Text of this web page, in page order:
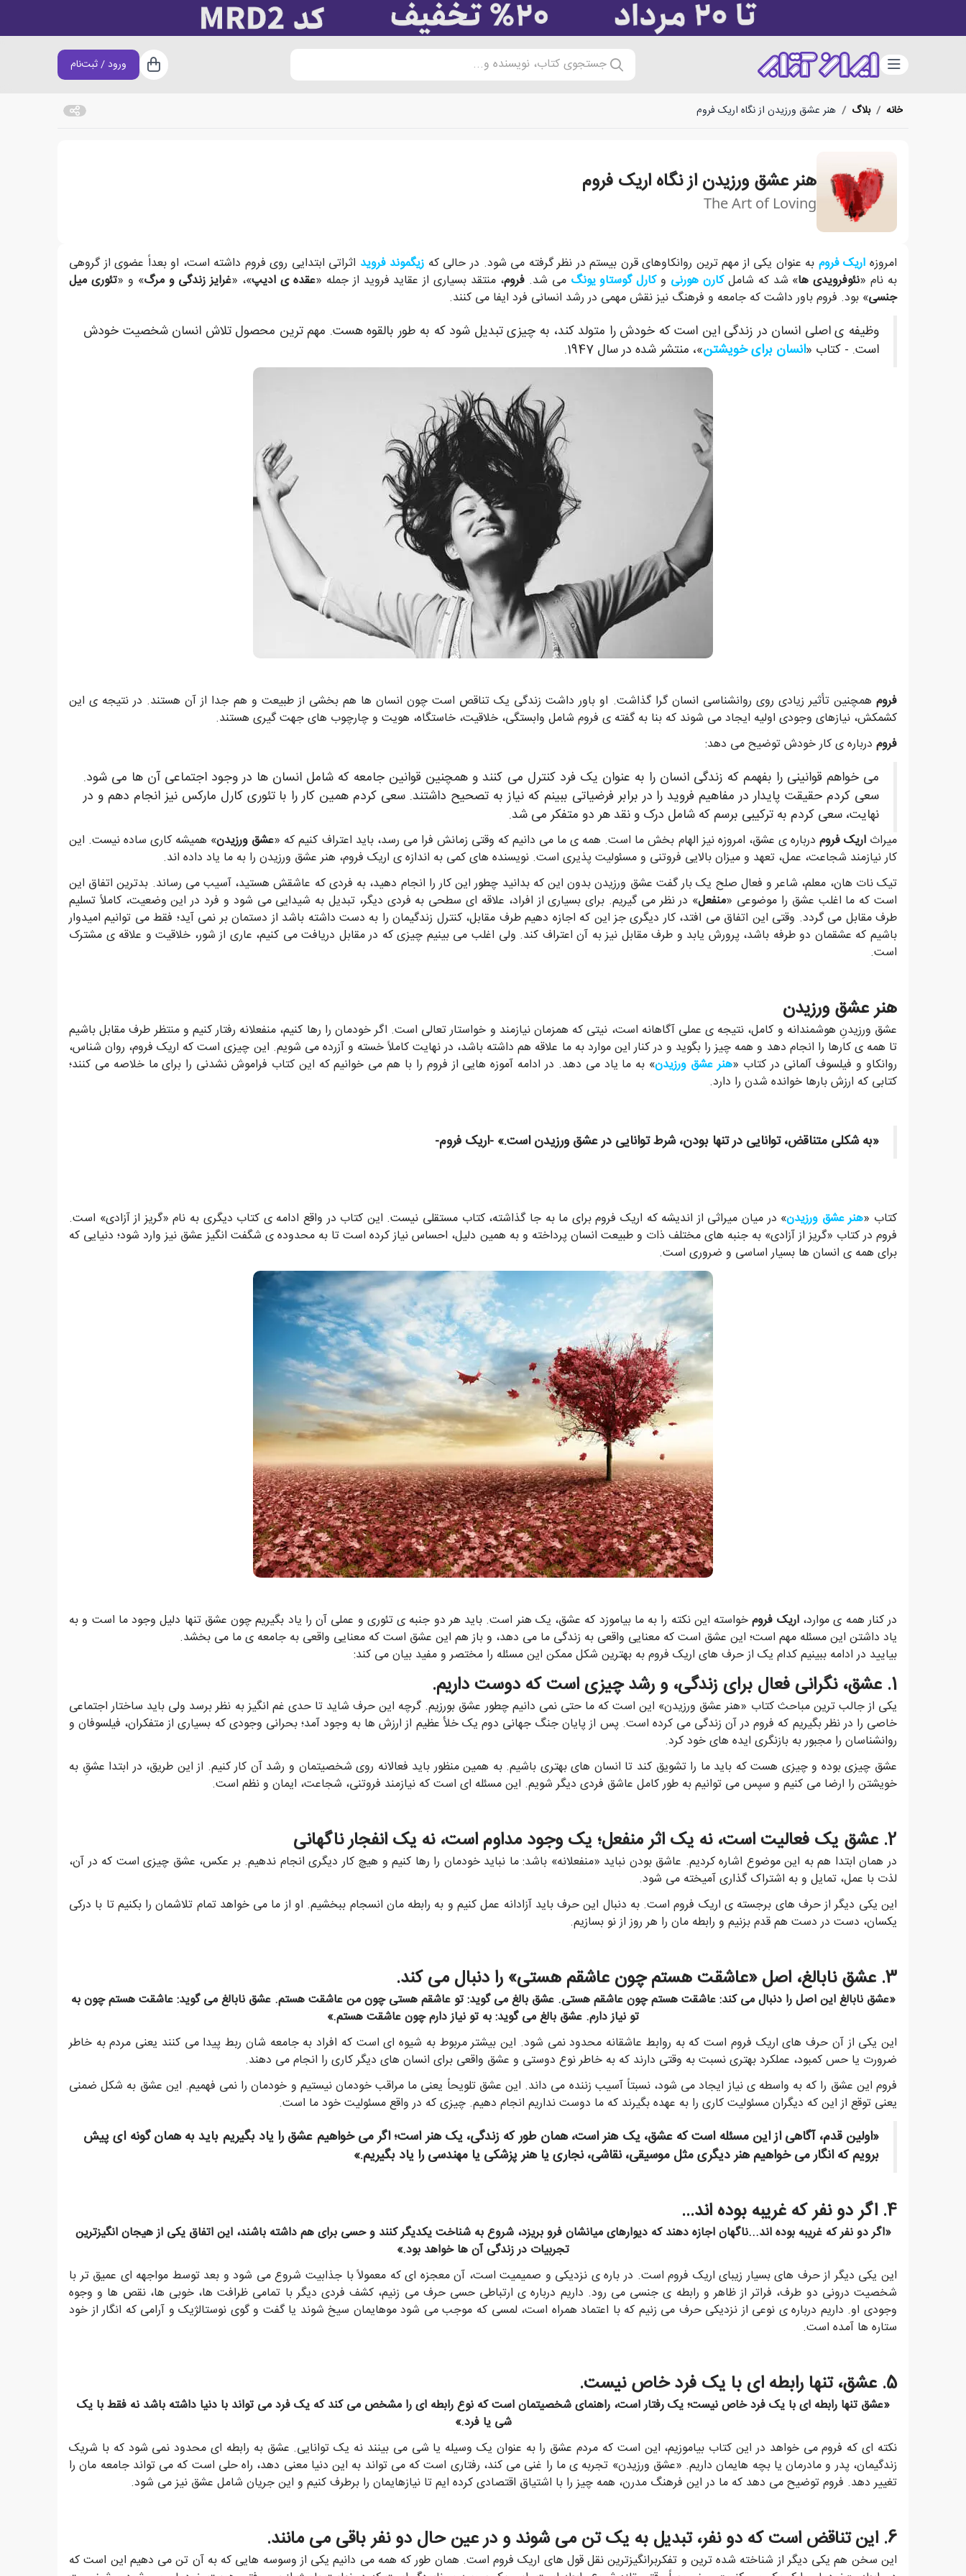
دسته‌بندی جستجوی کتاب، نویسنده و... سبد خرید
ورود / ثبت‌نام
خانه / بلاگ / هنر عشق ورزیدن از نگاه اریک فروم
هنر عشق ورزیدن از نگاه اریک فروم
The Art of Loving
وظیفه ی اصلی انسان در زندگی این است که خودش را متولد کند، به چیزی تبدیل شود که به طور بالقوه هست. مهم ترین محصول تلاش انسان شخصیت خودش است.
امروزه اریک فروم به عنوان یکی از مهم ترین روانکاوهای قرن بیستم در نظر گرفته می شود. در حالی که زیگموند فروید اثراتی ابتدایی روی فروم داشته است، او بعداً عضوی از گروهی
به نام «نئوفرویدی ها» شد که شاملکارن هورنی وکارل گوستاو یونگ می شد.فروم، منتقد بسیاری از عقاید فروید از جمله «عقده ی ادیپ»، «غرایز زندگی و مرگ» و «تئوری میل
جنسی» بود. فروم باور داشت که جامعه و فرهنگ نیز نقش مهمی در رشد انسانی فرد ایفا می کنند.
وظیفه ی اصلی انسان در زندگی این است که خودش را متولد کند، به چیزی تبدیل شود که به طور بالقوه هست. مهم ترین محصول تلاش انسان شخصیت خودش
است. - کتاب «انسان برای خویشتن»، منتشر شده در سال 1947.
فروم همچنین تأثیر زیادی روی روانشناسی انسان گرا گذاشت. او باور داشت زندگی یک تناقص است چون انسان ها هم بخشی از طبیعت و هم جدا از آن هستند. در نتیجه ی این
کشمکش، نیازهای وجودی اولیه ایجاد می شوند که بنا به گفته ی فروم شامل وابستگی، خلاقیت، خاستگاه، هویت و چارچوب های جهت گیری هستند.
فروم درباره ی کار خودش توضیح می دهد:
می خواهم قوانینی را بفهمم که زندگی انسان را به عنوان یک فرد کنترل می کنند و همچنین قوانین جامعه که شامل انسان ها در وجود اجتماعی آن ها می شود.
سعی کردم حقیقت پایدار در مفاهیم فروید را در برابر فرضیاتی ببینم که نیاز به تصحیح داشتند. سعی کردم همین کار را با تئوری کارل مارکس نیز انجام دهم و در
نهایت، سعی کردم به ترکیبی برسم که شامل درک و نقد هر دو متفکر می شد.
میراثاریک فروم درباره ی عشق، امروزه نیز الهام بخش ما است. همه ی ما می دانیم که وقتی زمانش فرا می رسد، باید اعتراف کنیم که «عشق ورزیدن» همیشه کاری ساده نیست. این
کار نیازمند شجاعت، عمل، تعهد و میزان بالایی فروتنی و مسئولیت پذیری است. نویسنده های کمی به اندازه ی اریک فروم، هنر عشق ورزیدن را به ما یاد داده اند.
تیک نات هان، معلم، شاعر و فعال صلح یک بار گفت عشق ورزیدن بدون این که بدانید چطور این کار را انجام دهید، به فردی که عاشقش هستید، آسیب می رساند. بدترین اتفاق این
است که ما اغلب عشق را موضوعی «منفعل» در نظر می گیریم. برای بسیاری از افراد، علاقه ای سطحی به فردی دیگر، تبدیل به شیدایی می شود و فرد در این وضعیت، کاملاً تسلیم
طرف مقابل می گردد. وقتی این اتفاق می افتد، کار دیگری جز این که اجازه دهیم طرف مقابل، کنترل زندگیمان را به دست داشته باشد از دستمان بر نمی آید؛ فقط می توانیم امیدوار
باشیم که عشقمان دو طرفه باشد، پرورش یابد و طرف مقابل نیز به آن اعتراف کند. ولی اغلب می بینیم چیزی که در مقابل دریافت می کنیم، عاری از شور، خلاقیت و علاقه ی مشترک
است.
هنر عشق ورزیدن
عشق ورزیدنِ هوشمندانه و کامل، نتیجه ی عملی آگاهانه است، نیتی که همزمان نیازمند و خواستار تعالی است. اگر خودمان را رها کنیم، منفعلانه رفتار کنیم و منتظر طرف مقابل باشیم
تا همه ی کارها را انجام دهد و همه چیز را بگوید و در کنار این موارد به ما علاقه هم داشته باشد، در نهایت کاملاً خسته و آزرده می شویم. این چیزی است که اریک فروم، روان شناس،
روانکاو و فیلسوف آلمانی در کتاب «هنر عشق ورزیدن» به ما یاد می دهد. در ادامه آموزه هایی از فروم را با هم می خوانیم که این کتاب فراموش نشدنی را برای ما خلاصه می کنند؛
کتابی که ارزش بارها خوانده شدن را دارد.
«به شکلی متناقض، توانایی در تنها بودن، شرط توانایی در عشق ورزیدن است.» -اریک فروم-
کتاب «هنر عشق ورزیدن» در میان میراثی از اندیشه که اریک فروم برای ما به جا گذاشته، کتاب مستقلی نیست. این کتاب در واقع ادامه ی کتاب دیگری به نام «گریز از آزادی» است.
فروم در کتاب «گریز از آزادی» به جنبه های مختلف ذات و طبیعت انسان پرداخته و به همین دلیل، احساس نیاز کرده است تا به محدوده ی شگفت انگیز عشق نیز وارد شود؛ دنیایی که
برای همه ی انسان ها بسیار اساسی و ضروری است.
در کنار همه ی موارد،اریک فرومخواسته این نکته را به ما بیاموزد که عشق، یک هنر است. باید هر دو جنبه ی تئوری و عملی آن را یاد بگیریم چون عشق تنها دلیل وجود ما است و به
یاد داشتن این مسئله مهم است؛ این عشق است که معنایی واقعی به زندگی ما می دهد، و باز هم این عشق است که معنایی واقعی به جامعه ی ما می بخشد.
بیایید در ادامه ببینیم کدام یک از حرف های اریک فروم به بهترین شکل ممکن این مسئله را مختصر و مفید بیان می کند:
1. عشق، نگرانی فعال برای زندگی، و رشد چیزی است که دوست داریم.
یکی از جالب ترین مباحث کتاب «هنر عشق ورزیدن» این است که ما حتی نمی دانیم چطور عشق بورزیم. گرچه این حرف شاید تا حدی غم انگیز به نظر برسد ولی باید ساختار اجتماعی
خاصی را در نظر بگیریم که فروم در آن زندگی می کرده است. پس از پایان جنگ جهانی دوم یک خلأ عظیم از ارزش ها به وجود آمد؛ بحرانی وجودی که بسیاری از متفکران، فیلسوفان و
روانشناسان را مجبور به بازنگری ایده های خود کرد.
عشق چیزی بوده و چیزی هست که باید ما را تشویق کند تا انسان های بهتری باشیم. به همین منظور باید فعالانه روی شخصیتمان و رشد آن کار کنیم. از این طریق، در ابتدا عشقِ به
خویشتن را ارضا می کنیم و سپس می توانیم به طور کامل عاشق فردی دیگر شویم. این مسئله ای است که نیازمند فروتنی، شجاعت، ایمان و نظم است.
2. عشق یک فعالیت است، نه یک اثر منفعل؛ یک وجود مداوم است، نه یک انفجار ناگهانی
در همان ابتدا هم به این موضوع اشاره کردیم. عاشق بودن نباید «منفعلانه» باشد: ما نباید خودمان را رها کنیم و هیچ کار دیگری انجام ندهیم. بر عکس، عشق چیزی است که در آن،
لذت با عمل، تمایل و به اشتراک گذاری آمیخته می شود.
این یکی دیگر از حرف های برجسته ی اریک فروم است. به دنبال این حرف باید آزادانه عمل کنیم و به رابطه مان انسجام ببخشیم. او از ما می خواهد تمام تلاشمان را بکنیم تا با درکی
یکسان، دست در دست هم قدم بزنیم و رابطه مان را هر روز از نو بسازیم.
3. عشق نابالغ، اصل «عاشقت هستم چون عاشقم هستی» را دنبال می کند.
«عشق نابالغ این اصل را دنبال می کند: عاشقت هستم چون عاشقم هستی. عشق بالغ می گوید: تو عاشقم هستی چون من عاشقت هستم. عشق نابالغ می گوید: عاشقت هستم چون به
تو نیاز دارم. عشق بالغ می گوید: به تو نیاز دارم چون عاشقت هستم.»
این یکی از آن حرف های اریک فروم است که به روابط عاشقانه محدود نمی شود. این بیشتر مربوط به شیوه ای است که افراد به جامعه شان ربط پیدا می کنند یعنی مردم به خاطر
ضرورت یا حس کمبود، عملکرد بهتری نسبت به وقتی دارند که به خاطر نوع دوستی و عشق واقعی برای انسان های دیگر کاری را انجام می دهند.
فروم این عشق را که به واسطه ی نیاز ایجاد می شود، نسبتاً آسیب زننده می داند. این عشق تلویحاً یعنی ما مراقب خودمان نیستیم و خودمان را نمی فهمیم. این عشق به شکل ضمنی
یعنی توقع از این که دیگران مسئولیت کاری را به عهده بگیرند که ما دوست نداریم انجام دهیم. چیزی که در واقع مسئولیت خود ما است.
«اولین قدم، آگاهی از این مسئله است که عشق، یک هنر است، همان طور که زندگی، یک هنر است؛ اگر می خواهیم عشق را یاد بگیریم باید به همان گونه ای پیش
برویم که انگار می خواهیم هنر دیگری مثل موسیقی، نقاشی، نجاری یا هنر پزشکی یا مهندسی را یاد بگیریم.»
4. اگر دو نفر که غریبه بوده اند...
«اگر دو نفر که غریبه بوده اند...ناگهان اجازه دهند که دیوارهای میانشان فرو بریزد، شروع به شناخت یکدیگر کنند و حسی برای هم داشته باشند، این اتفاق یکی از هیجان انگیزترین
تجربیات در زندگی آن ها خواهد بود.»
این یکی دیگر از حرف های بسیار زیبای اریک فروم است. در باره ی نزدیکی و صمیمیت است، آن معجزه ای که معمولاً با جذابیت شروع می شود و بعد توسط مواجهه ای عمیق تر با
شخصیت درونی دو طرف، فراتر از ظاهر و رابطه ی جنسی می رود. داریم درباره ی ارتباطی حسی حرف می زنیم، کشف فردی دیگر با تمامی ظرافت ها، خوبی ها، نقص ها و وجوه
وجودی او. داریم درباره ی نوعی از نزدیکی حرف می زنیم که با اعتماد همراه است، لمسی که موجب می شود موهایمان سیخ شوند یا گفت و گوی نوستالژیک و آرامی که انگار از خود
ستاره ها آمده است.
5. عشق، تنها رابطه ای با یک فرد خاص نیست.
«عشق تنها رابطه ای با یک فرد خاص نیست؛ یک رفتار است، راهنمای شخصیتمان است که نوع رابطه ای را مشخص می کند که یک فرد می تواند با دنیا داشته باشد نه فقط با یک
شی یا فرد.»
نکته ای که فروم می خواهد در این کتاب بیاموزیم، این است که مردم عشق را به عنوان یک وسیله یا شی می بینند نه یک توانایی. عشق به رابطه ای محدود نمی شود که با شریک
زندگیمان، پدر و مادرمان یا بچه هایمان داریم. «عشق ورزیدن» تجربه ی ما را غنی می کند، رفتاری است که می تواند به این دنیا معنی دهد، راه حلی است که می تواند جامعه مان را
تغییر دهد. فروم توضیح می دهد که ما در این فرهنگ مدرن، همه چیز را با اشتیاق اقتصادی کرده ایم تا نیازهایمان را برطرف کنیم و این جریان شامل عشق نیز می شود.
6. این تناقض است که دو نفر، تبدیل به یک تن می شوند و در عین حال دو نفر باقی می مانند.
این سخن هم یکی دیگر از شناخته شده ترین و تفکربرانگیزترین نقل قول های اریک فروم است. همان طور که همه می دانیم یکی از وسوسه هایی که به آن تن می دهیم این است که